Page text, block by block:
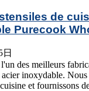
de
Purecook
des meilleurs
inoxydable.
et fournissons